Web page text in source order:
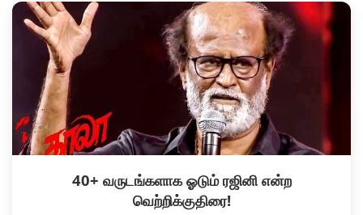
40+ வருடங்களாக ஓடும் ரஜினி என்ற
வெற்றிக்குதிரை!